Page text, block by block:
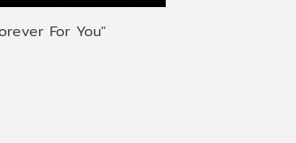
For You"